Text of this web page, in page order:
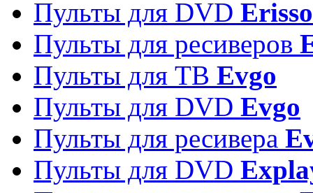
Пульты для DVD
Пульты для ресиверов
Пульты для ТВ Evgo
Пульты для DVD Evgo
Пульты для ресивера
Пульты для DVD